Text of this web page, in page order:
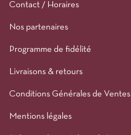
Contact / Horaires
Nos partenaires
Programme de fidélité
Livraisons & retours
Conditions Générales de Ventes
Mentions légales